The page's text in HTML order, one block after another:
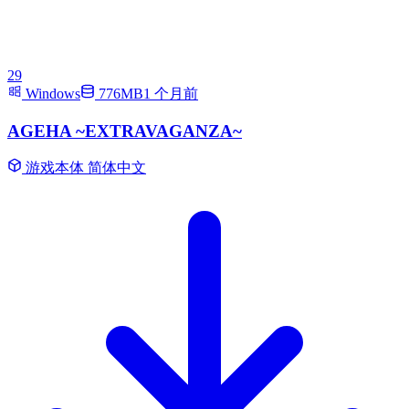
29
Windows
776MB1 个月前
AGEHA ~EXTRAVAGANZA~
游戏本体 简体中文